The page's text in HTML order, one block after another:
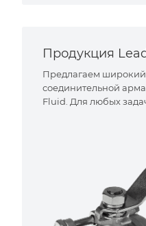
Продукция
Предлагаем
соединительной
Fluid. Для любых